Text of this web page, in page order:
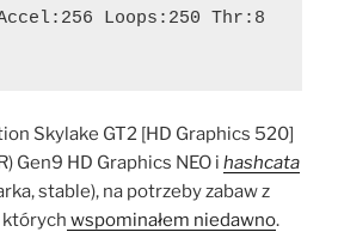
Loops:250 Thr:8
Skylake GT2 [HD Graphics 520]
Gen9 HD Graphics NEO i hashcata
stable), na potrzeby zabaw z
których wspominałem niedawno.